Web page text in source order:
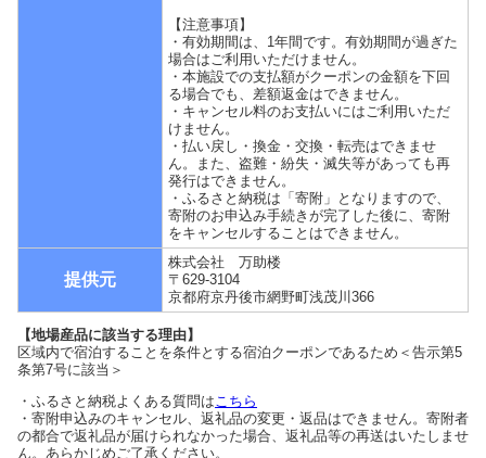
【注意事項】
・有効期間は、1年間です。有効期間が過ぎた
場合はご利用いただけません。
・本施設での支払額がクーポンの金額を下回
る場合でも、差額返金はできません。
・キャンセル料のお支払いにはご利用いただ
けません。
・払い戻し・換金・交換・転売はできませ
ん。また、盗難・紛失・滅失等があっても再
発行はできません。
・ふるさと納税は「寄附」となりますので、
寄附のお申込み手続きが完了した後に、寄附
をキャンセルすることはできません。
提供元
株式会社 万助楼
〒629-3104
京都府京丹後市網野町浅茂川366
【地場産品に該当する理由】
区域内で宿泊することを条件とする宿泊クーポンであるため＜告示第5
条第7号に該当＞
・ふるさと納税よくある質問はこちら
・寄附申込みのキャンセル、返礼品の変更・返品はできません。寄附者
の都合で返礼品が届けられなかった場合、返礼品等の再送はいたしませ
ん。あらかじめご了承ください。